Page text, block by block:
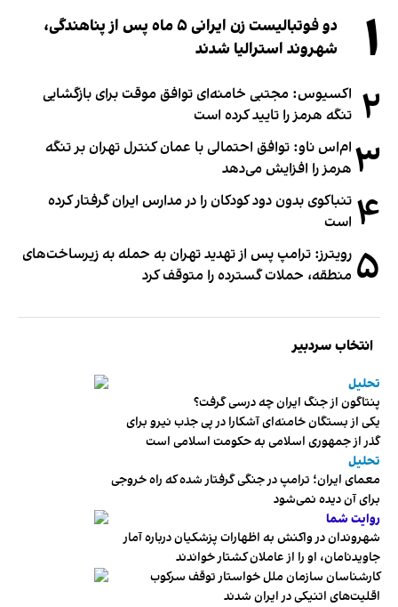
۱
دو فوتبالیست زن ایرانی ۵ ماه پس از پناهندگی،
شهروند استرالیا شدند
۲ اکسیوس: مجتبی خامنه‌ای توافق موقت برای بازگشایی
تنگه هرمز را تایید کرده است
۳ ام‌اس ناو: توافق احتمالی با عمان کنترل تهران بر تنگه
هرمز را افزایش می‌دهد
۴ تنباکوی بدون دود کودکان را در مدارس ایران گرفتار کرده
است
۵ رویترز: ترامپ پس از تهدید تهران به حمله به زیرساخت‌های
منطقه، حملات گسترده را متوقف کرد
انتخاب سردبیر
تحلیل
پنتاگون از جنگ ایران چه درسی گرفت؟
یکی از بستگان خامنه‌ای آشکارا در پی جذب نیرو برای
گذر از جمهوری اسلامی به حکومت اسلامی است
تحلیل
معمای ایران؛ ترامپ در جنگی گرفتار شده که راه خروجی
برای آن دیده نمی‌شود
روایت شما
شهروندان در واکنش به اظهارات پزشکیان درباره آمار
جاویدنامان، او را از عاملان کشتار خواندند
کارشناسان سازمان ملل خواستار توقف سرکوب
اقلیت‌های اتنیکی در ایران شدند